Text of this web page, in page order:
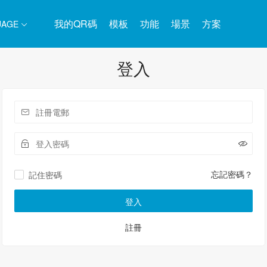
我的QR碼 模板 功能 場景 方案
登入
記住密碼 忘記密碼？
登入
註冊